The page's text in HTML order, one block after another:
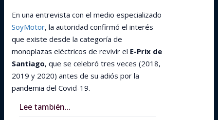
En una entrevista con el medio especializado
SoyMotor, la autoridad confirmó el interés
que existe desde la categoría de
monoplazas eléctricos de revivir el E-Prix de
Santiago, que se celebró tres veces (2018,
2019 y 2020) antes de su adiós por la
pandemia del Covid-19.
Lee también...